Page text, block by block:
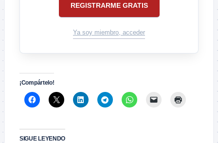
REGISTRARME GRATIS
Ya soy miembro, acceder
¡Compártelo!
SIGUE LEYENDO